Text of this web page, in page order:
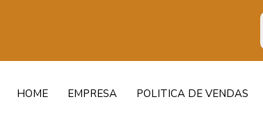
HOME EMPRESA POLITICA DE VENDAS